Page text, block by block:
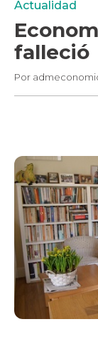
Actualidad
falleció
Por